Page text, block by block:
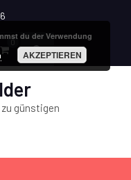
0
günstigen
du der Verwendung
AKZEPTIEREN